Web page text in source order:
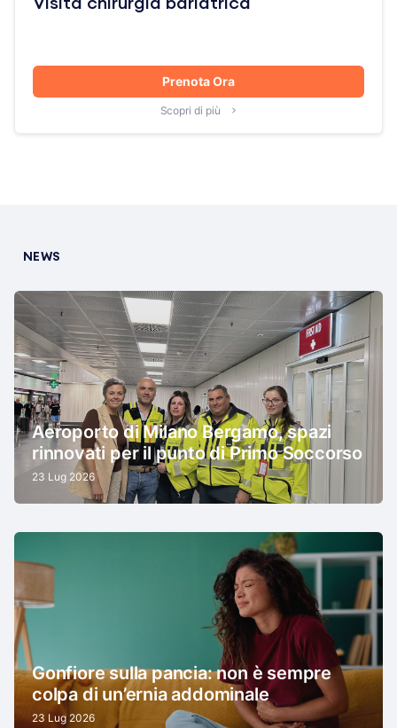
Visita chirurgia bariatrica
Prenota Ora
Scopri di più
NEWS
Aeroporto di Milano Bergamo, spazi
rinnovati per il punto di Primo Soccorso
23 Lug 2026
Gonfiore sulla pancia: non è sempre
colpa di un’ernia addominale
23 Lug 2026